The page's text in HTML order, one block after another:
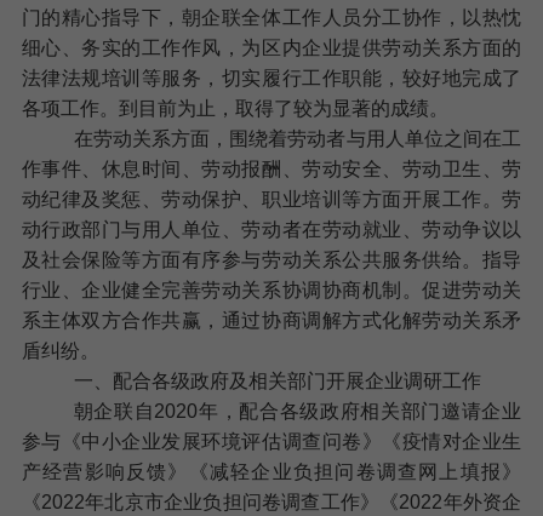
门的精心指导下，朝企联全体工作人员分工协作，以热忱
细心、务实的工作作风，为区内企业提供劳动关系方面的
法律法规培训等服务，切实履行工作职能，较好地完成了
各项工作。到目前为止，取得了较为显著的成绩。
在劳动关系方面，围绕着劳动者与用人单位之间在工
作事件、休息时间、劳动报酬、劳动安全、劳动卫生、劳
动纪律及奖惩、劳动保护、职业培训等方面开展工作。劳
动行政部门与用人单位、劳动者在劳动就业、劳动争议以
及社会保险等方面有序参与劳动关系公共服务供给。指导
行业、企业健全完善劳动关系协调协商机制。促进劳动关
系主体双方合作共赢，通过协商调解方式化解劳动关系矛
盾纠纷。
一、配合各级政府及相关部门开展企业调研工作
朝企联自2020年，配合各级政府相关部门邀请企业
参与《中小企业发展环境评估调查问卷》《疫情对企业生
产经营影响反馈》《减轻企业负担问卷调查网上填报》
《2022年北京市企业负担问卷调查工作》《2022年外资企